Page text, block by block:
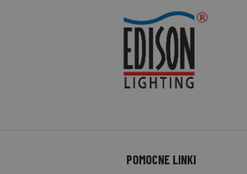
POMOCNE LINKI